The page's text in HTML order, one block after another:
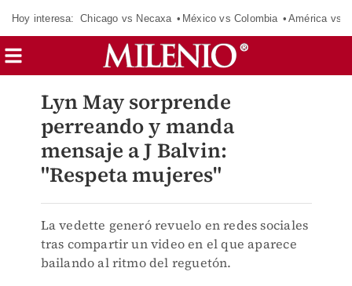
Hoy interesa: Chicago vs Necaxa México vs Colombia América vs
Lyn May sorprende
perreando y manda
mensaje a J Balvin:
"Respeta mujeres"
La vedette generó revuelo en redes sociales
tras compartir un video en el que aparece
bailando al ritmo del reguetón.